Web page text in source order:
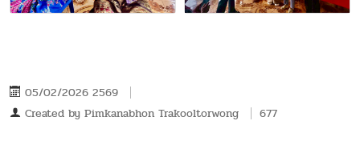
05/02/2026 2569
Created by Pimkanabhon Trakooltorwong 677